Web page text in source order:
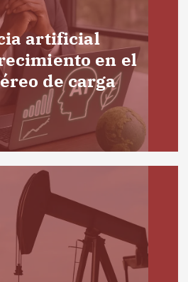
artificial
en el
de carga